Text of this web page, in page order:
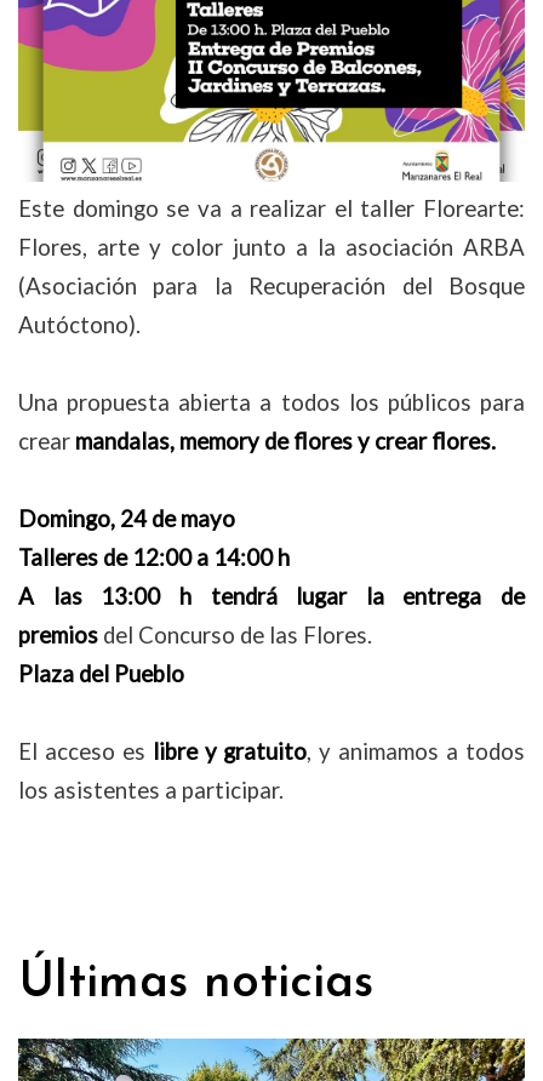
Este domingo se va a realizar el taller Florearte:
Flores, arte y color junto a la asociación ARBA
(Asociación para la Recuperación del Bosque
Autóctono).
Una propuesta abierta a todos los públicos para
crear mandalas, memory de flores y crear flores.
Domingo, 24 de mayo
Talleres de 12:00 a 14:00 h
A las 13:00 h tendrá lugar la entrega de
premios del Concurso de las Flores.
Plaza del Pueblo
El acceso es libre y gratuito, y animamos a todos
los asistentes a participar.
Últimas noticias